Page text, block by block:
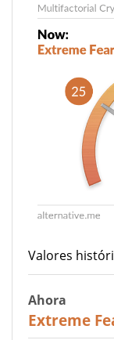
Valores
Ahora
Extreme